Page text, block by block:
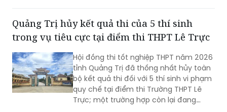
Quảng Trị hủy kết quả thi của 5 thí sinh
trong vụ tiêu cực tại điểm thi THPT Lê Trực
Hội đồng thi tốt nghiệp THPT năm 2026
tỉnh Quảng Trị đã thống nhất hủy toàn
bộ kết quả thi đối với 5 thí sinh vi phạm
quy chế tại điểm thi Trường THPT Lê
Trực; một trường hợp còn lại đang